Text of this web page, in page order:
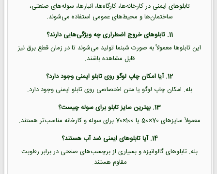
تابلوهای ایمنی در کارخانه‌ها، کارگاه‌ها، انبارها، سوله‌های صنعتی،
ساختمان‌ها و محیط‌های عمومی استفاده می‌شوند.
11. تابلوهای خروج اضطراری چه ویژگی‌هایی دارند؟
این تابلوها معمولاً به صورت شبنما تولید می‌شوند تا در زمان قطع برق نیز
قابل مشاهده باشند.
12. آیا امکان چاپ لوگو روی تابلو ایمنی وجود دارد؟
بله. امکان چاپ لوگو یا متن اختصاصی روی تابلو ایمنی وجود دارد.
13. بهترین سایز تابلو برای سوله چیست؟
معمولاً سایزهای 70×50 یا 100×70 برای سوله و کارخانه مناسب‌تر هستند.
14. آیا تابلوهای ایمنی ضد آب هستند؟
بله. تابلوهای گالوانیزه و بسیاری از برچسب‌های صنعتی در برابر رطوبت
مقاوم هستند.